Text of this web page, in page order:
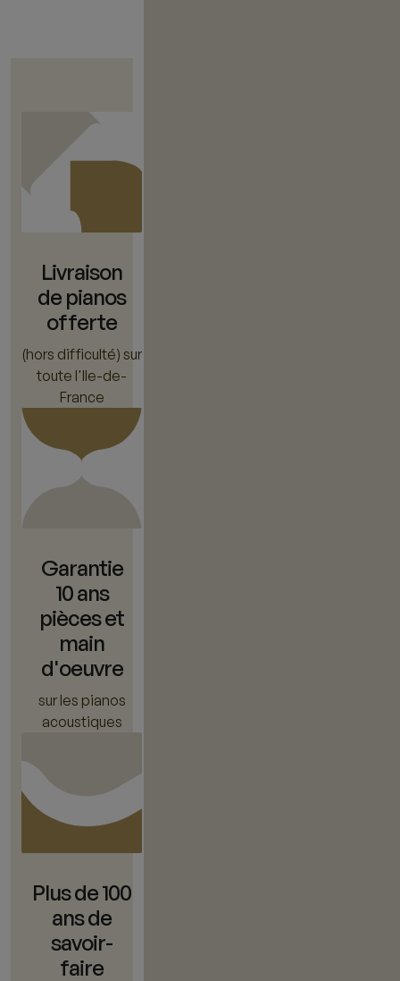
Livraison
de pianos
offerte
(hors difficulté) sur
toute l'Ile-de-
France
Garantie
10 ans
pièces et
main
d'oeuvre
sur les pianos
acoustiques
Plus de 100
ans de
savoir-
faire